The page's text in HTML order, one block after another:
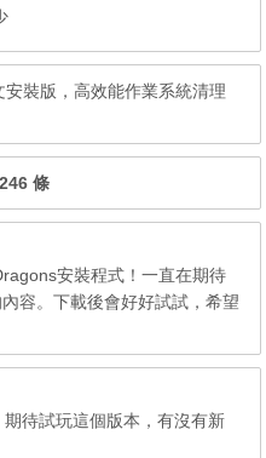
裝版，高效能作業系統清理
條
安裝程式！一直在期待
容。下載後會好好試試，希望
待試玩這個版本，有沒有新